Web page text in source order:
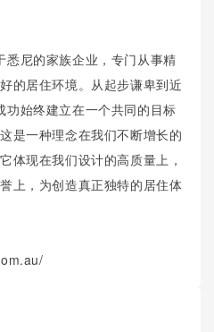
尼的家族企业，专门从事精
的居住环境。从起步谦卑到近
始终建立在一个共同的目标
是一种理念在我们不断增长的
体现在我们设计的高质量上，
上，为创造真正独特的居住体